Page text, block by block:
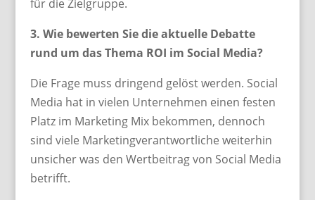
für die Zielgruppe.
3. Wie bewerten Sie die aktuelle Debatte
rund um das Thema ROI im Social Media?
Die Frage muss dringend gelöst werden. Social
Media hat in vielen Unternehmen einen festen
Platz im Marketing Mix bekommen, dennoch
sind viele Marketingverantwortliche weiterhin
unsicher was den Wertbeitrag von Social Media
betrifft.